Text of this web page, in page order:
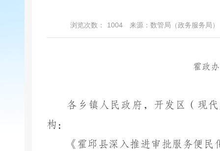
浏览次数： 1004 来源：数管局（政务服务局）
霍政办
各乡镇人民政府，开发区（现
构：
《霍邱县深入推进审批服务便